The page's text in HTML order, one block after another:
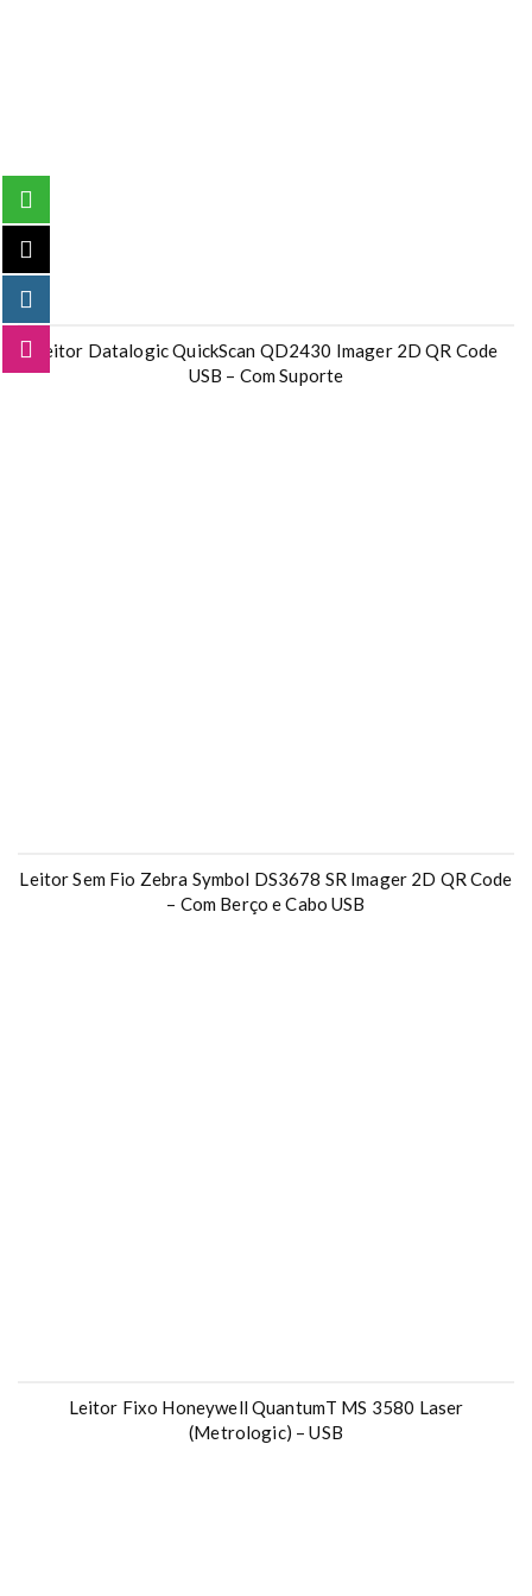
Leitor Datalogic QuickScan QD2430 Imager 2D QR Code
USB – Com Suporte
Leitor Sem Fio Zebra Symbol DS3678 SR Imager 2D QR Code
– Com Berço e Cabo USB
Leitor Fixo Honeywell QuantumT MS 3580 Laser
(Metrologic) – USB